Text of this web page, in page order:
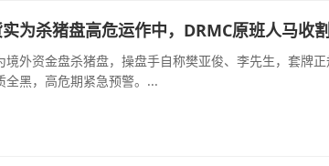
为杀猪盘高危运作中，DRMC原班人马收
境外资金盘杀猪盘，操盘手自称樊亚俊、李先生，套牌
全黑，高危期紧急预警。...